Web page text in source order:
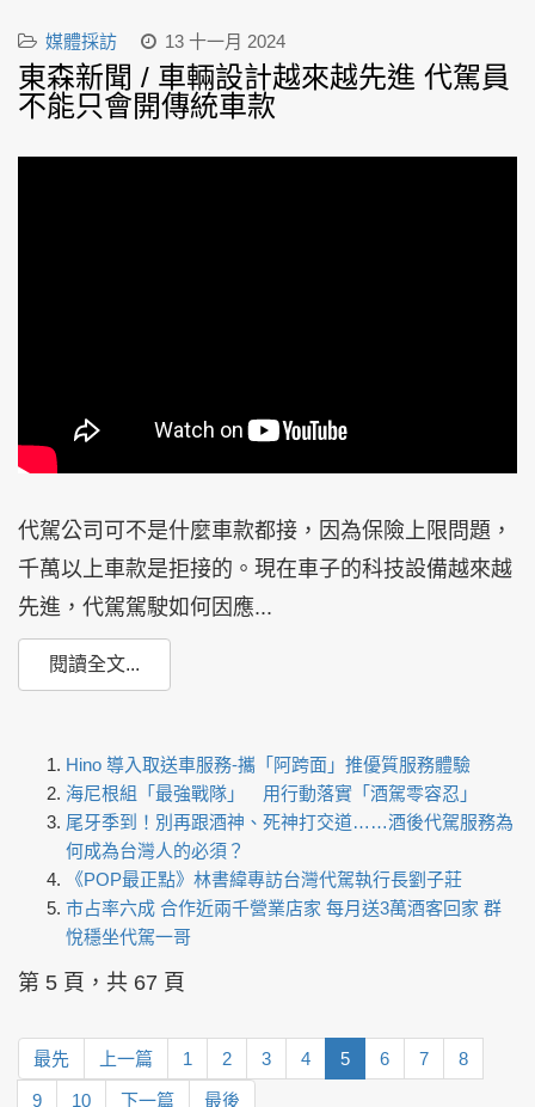
媒體採訪 13 十一月 2024
東森新聞 / 車輛設計越來越先進 代駕員
不能只會開傳統車款
代駕公司可不是什麼車款都接，因為保險上限問題，
千萬以上車款是拒接的。現在車子的科技設備越來越
先進，代駕駕駛如何因應...
閱讀全文...
Hino 導入取送車服務-攜「阿跨面」推優質服務體驗
海尼根組「最強戰隊」 用行動落實「酒駕零容忍」
尾牙季到！別再跟酒神、死神打交道……酒後代駕服務為
何成為台灣人的必須？
《POP最正點》林書緯專訪台灣代駕執行長劉子莊
市占率六成 合作近兩千營業店家 每月送3萬酒客回家 群
悅穩坐代駕一哥
第 5 頁，共 67 頁
最先 上一篇 1 2 3 4 5 6 7 8
9 10 下一篇 最後